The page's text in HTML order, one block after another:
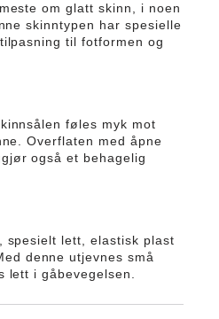
om glatt skinn, i noen
skinntypen har spesielle
til fotformen og
føles myk mot
Overflaten med åpne
også et behagelig
spesielt lett, elastisk plast
denne utjevnes små
i gåbevegelsen.